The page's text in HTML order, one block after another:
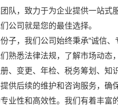
队，致力于为企业提供一站
公司就是您的最佳选择。
子，我们公司始终秉承“诚信
熟悉法律法规，了解市场动态
、变更、年检、税务筹划、
供后续的维护和咨询服务，确
业性和高效性。我们有着丰